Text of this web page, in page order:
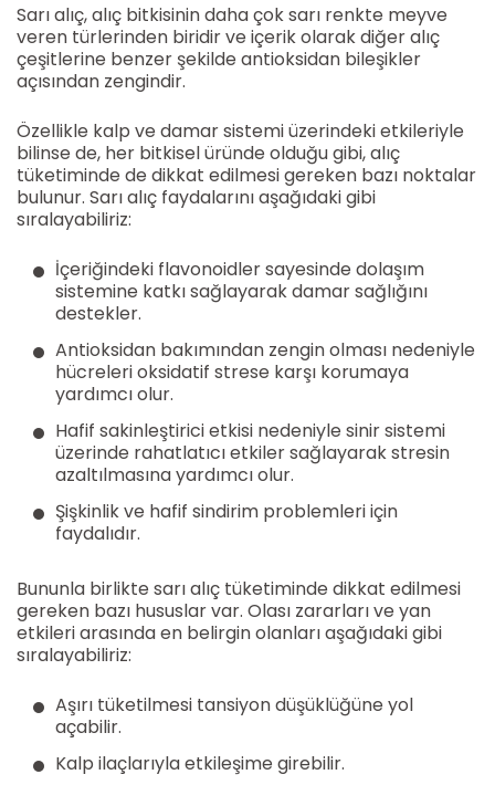
Sarı alıç, alıç bitkisinin daha çok sarı renkte meyve
veren türlerinden biridir ve içerik olarak diğer alıç
çeşitlerine benzer şekilde antioksidan bileşikler
açısından zengindir.
Özellikle kalp ve damar sistemi üzerindeki etkileriyle
bilinse de, her bitkisel üründe olduğu gibi, alıç
tüketiminde de dikkat edilmesi gereken bazı noktalar
bulunur. Sarı alıç faydalarını aşağıdaki gibi
sıralayabiliriz:
İçeriğindeki flavonoidler sayesinde dolaşım
sistemine katkı sağlayarak damar sağlığını
destekler.
Antioksidan bakımından zengin olması nedeniyle
hücreleri oksidatif strese karşı korumaya
yardımcı olur.
Hafif sakinleştirici etkisi nedeniyle sinir sistemi
üzerinde rahatlatıcı etkiler sağlayarak stresin
azaltılmasına yardımcı olur.
Şişkinlik ve hafif sindirim problemleri için
faydalıdır.
Bununla birlikte sarı alıç tüketiminde dikkat edilmesi
gereken bazı hususlar var. Olası zararları ve yan
etkileri arasında en belirgin olanları aşağıdaki gibi
sıralayabiliriz:
Aşırı tüketilmesi tansiyon düşüklüğüne yol
açabilir.
Kalp ilaçlarıyla etkileşime girebilir.